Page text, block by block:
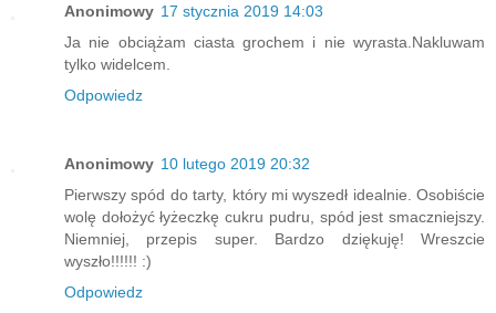
Anonimowy 17 stycznia 2019 14:03
Ja nie obciążam ciasta grochem i nie wyrasta.Nakluwam
tylko widelcem.
Odpowiedz
Anonimowy 10 lutego 2019 20:32
Pierwszy spód do tarty, który mi wyszedł idealnie. Osobiście
wolę dołożyć łyżeczkę cukru pudru, spód jest smaczniejszy.
Niemniej, przepis super. Bardzo dziękuję! Wreszcie
wyszło!!!!!! :)
Odpowiedz